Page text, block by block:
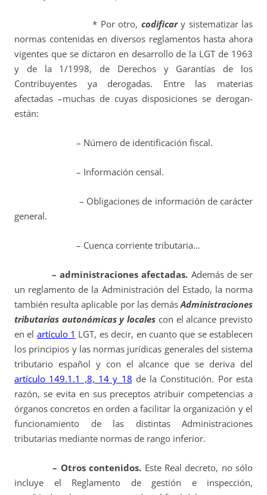
* Por otro, codificary sistematizar las
normas contenidas en diversos reglamentos hasta ahora
vigentes que se dictaron en desarrollo de la LGT de 1963
y de la 1/1998, de Derechos y Garantías de los
Contribuyentes ya derogadas. Entre las materias
afectadas –muchas de cuyas disposiciones se derogan-
están:
– Número de identificación fiscal.
– Información censal.
– Obligaciones de información de carácter
general.
– Cuenca corriente tributaria…
– administraciones afectadas. Además de ser
un reglamento de la Administración del Estado, la norma
también resulta aplicable por las demásAdministraciones
tributarias autonómicas y locales con el alcance previsto
en el artículo 1 LGT, es decir, en cuanto que se establecen
los principios y las normas jurídicas generales del sistema
tributario español y con el alcance que se deriva del
artículo 149.1.1 ,8, 14 y 18 de la Constitución. Por esta
razón, se evita en sus preceptos atribuir competencias a
órganos concretos en orden a facilitar la organización y el
funcionamiento de las distintas Administraciones
tributarias mediante normas de rango inferior.
– Otros contenidos. Este Real decreto, no sólo
incluye el Reglamento de gestión e inspección,